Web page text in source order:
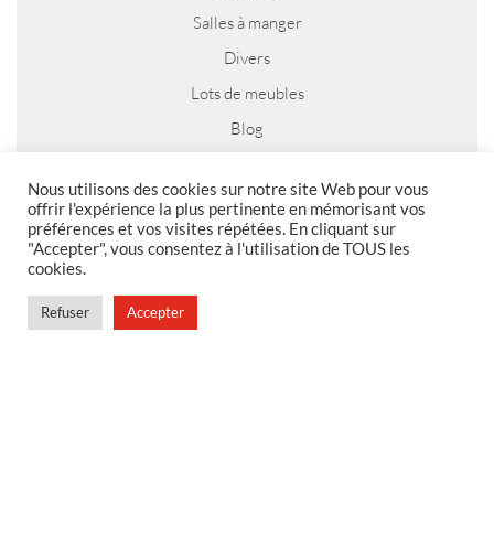
Salles à manger
Divers
Lots de meubles
Blog
MENTIONS LEGALES
Politique de confidentialité
Conditions générales de vente
Nous utilisons des cookies sur notre site Web pour vous
offrir l'expérience la plus pertinente en mémorisant vos
préférences et vos visites répétées. En cliquant sur
"Accepter", vous consentez à l'utilisation de TOUS les
cookies.
Refuser Accepter